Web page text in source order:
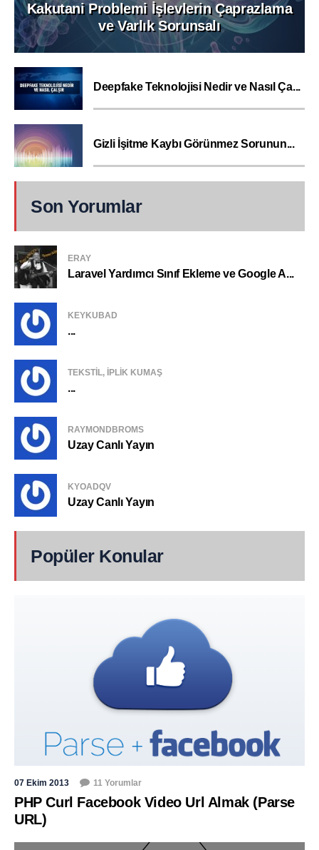
Kakutani Problemi İşlevlerin Çaprazlama
ve Varlık Sorunsalı
Deepfake Teknolojisi Nedir ve Nasıl Ça...
Gizli İşitme Kaybı Görünmez Sorunun...
Son Yorumlar
ERAY
Laravel Yardımcı Sınıf Ekleme ve Google A...
KEYKUBAD
...
TEKSTIL, IPLIK KUMAŞ
...
RAYMONDBROMS
Uzay Canlı Yayın
KYOADQV
Uzay Canlı Yayın
Popüler Konular
07 Ekim 2013 11 Yorumlar
PHP Curl Facebook Video Url Almak (Parse
URL)